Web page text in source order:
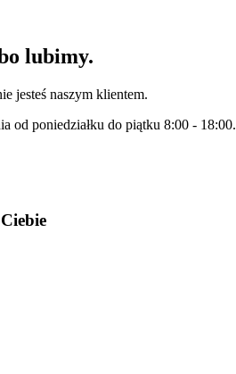
lubimy.
jesteś naszym klientem.
od poniedziałku do piątku 8:00 - 18:00.